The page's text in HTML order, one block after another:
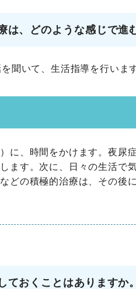
は、どのような感じで進
聞いて、生活指導を行いま
に、時間をかけます。夜尿
ます。次に、日々の生活で
どの積極的治療は、その後
ておくことはありますか。